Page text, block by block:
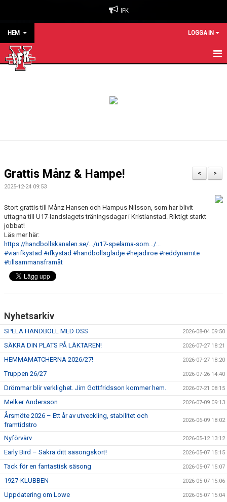
IFK
HEM LOGGA IN
KALENDER
KONTAKT
SPONSORER
>
<
Grattis Månz & Hampe!
2025-12-24 09:53
Stort grattis till Månz Hansen och Hampus Nilsson, som har blivit
uttagna till U17-landslagets träningsdagar i Kristianstad. Riktigt starkt
jobbat!
Läs mer här:
https://handbollskanalen.se/.../u17-spelarna-som.../...
#viärifkystad #ifkystad #handbollsglädje #hejadiröe #reddynamite
#tillsammansframåt
Nyhetsarkiv
SPELA HANDBOLL MED OSS 2026-08-04 09:50
SÄKRA DIN PLATS PÅ LÄKTAREN! 2026-07-27 18:21
HEMMAMATCHERNA 2026/27! 2026-07-27 18:20
Truppen 26/27 2026-07-26 14:40
Drömmar blir verklighet. Jim Gottfridsson kommer hem. 2026-07-21 08:15
Melker Andersson 2026-07-09 09:13
Årsmöte 2026 – Ett år av utveckling, stabilitet och
framtidstro
2026-06-09 18:02
Nyförvärv 2026-05-12 13:12
Early Bird – Säkra ditt säsongskort! 2026-05-07 15:15
Tack för en fantastisk säsong 2026-05-07 15:07
1927-KLUBBEN 2026-05-07 15:06
Uppdatering om Lowe 2026-05-07 15:04